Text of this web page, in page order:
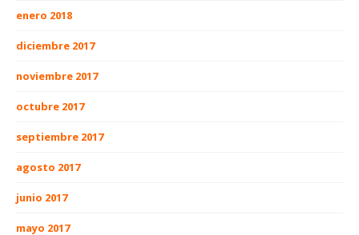
enero 2018
diciembre 2017
noviembre 2017
octubre 2017
septiembre 2017
agosto 2017
junio 2017
mayo 2017